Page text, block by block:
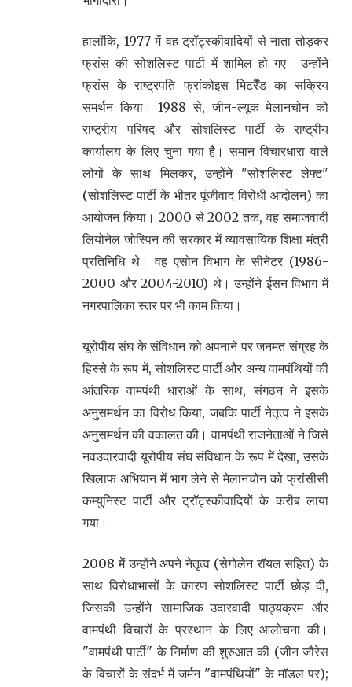
हालाँकि, 1977 में वह ट्रॉट्स्कीवादियों से नाता तोड़कर
फ्रांस की सोशलिस्ट पार्टी में शामिल हो गए। उन्होंने
फ्रांस के राष्ट्रपति फ्रांकोइस मिटर्रैंड का सक्रिय
समर्थन किया। 1988 से, जीन-ल्यूक मेलानचोन को
राष्ट्रीय परिषद और सोशलिस्ट पार्टी के राष्ट्रीय
कार्यालय के लिए चुना गया है। समान विचारधारा वाले
लोगों के साथ मिलकर, उन्होंने "सोशलिस्ट लेफ्ट"
(सोशलिस्ट पार्टी के भीतर पूंजीवाद विरोधी आंदोलन) का
आयोजन किया। 2000 से 2002 तक, वह समाजवादी
लियोनेल जोस्पिन की सरकार में व्यावसायिक शिक्षा मंत्री
प्रतिनिधि थे। वह एसोन विभाग के सीनेटर (1986-
2000 और 2004-2010) थे। उन्होंने ईसन विभाग में
नगरपालिका स्तर पर भी काम किया।
यूरोपीय संघ के संविधान को अपनाने पर जनमत संग्रह के
हिस्से के रूप में, सोशलिस्ट पार्टी और अन्य वामपंथियों की
आंतरिक वामपंथी धाराओं के साथ, संगठन ने इसके
अनुसमर्थन का विरोध किया, जबकि पार्टी नेतृत्व ने इसके
अनुसमर्थन की वकालत की। वामपंथी राजनेताओं ने जिसे
नवउदारवादी यूरोपीय संघ संविधान के रूप में देखा, उसके
खिलाफ अभियान में भाग लेने से मेलानचोन को फ्रांसीसी
कम्युनिस्ट पार्टी और ट्रॉट्स्कीवादियों के करीब लाया
गया।
2008 में उन्होंने अपने नेतृत्व (सेगोलेन रॉयल सहित) के
साथ विरोधाभासों के कारण सोशलिस्ट पार्टी छोड़ दी,
जिसकी उन्होंने सामाजिक-उदारवादी पाठ्यक्रम और
वामपंथी विचारों के प्रस्थान के लिए आलोचना की।
"वामपंथी पार्टी" के निर्माण की शुरुआत की (जीन जौरेस
के विचारों के संदर्भ में जर्मन "वामपंथियों" के मॉडल पर);